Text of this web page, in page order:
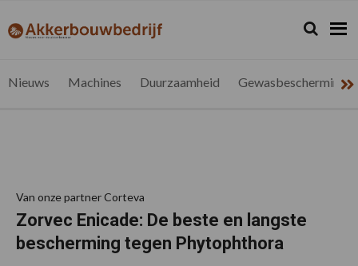
de
de
de
de
akkerbouwbedrijf.be
Nieuws
Zoeken...
Zoek
Nieuws Machines Duurzaamheid Gewasbescherming
Van onze partner Corteva
Zorvec Enicade: De beste en langste
bescherming tegen Phytophthora